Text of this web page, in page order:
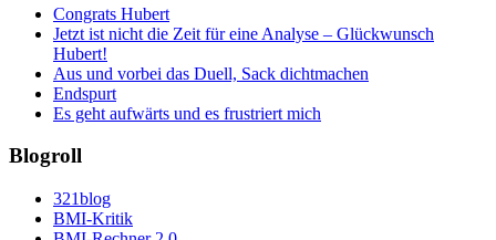
Congrats Hubert
Jetzt ist nicht die Zeit für eine Analyse – Glückwunsch
Hubert!
Aus und vorbei das Duell, Sack dichtmachen
Endspurt
Es geht aufwärts und es frustriert mich
Blogroll
321blog
BMI-Kritik